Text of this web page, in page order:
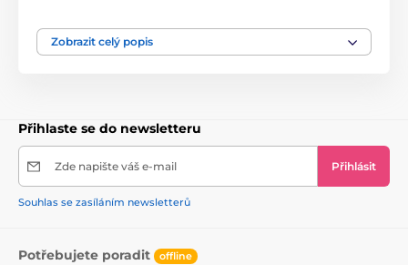
Velikost balení: 100 cm x 5 cm x 6 cm
Odolný vůči vnějším vlivům
Zobrazit celý popis
Přihlaste se do newsletteru
Zde napište váš e-mail Přihlásit
Souhlas se zasíláním newsletterů
Potřebujete poradit offline